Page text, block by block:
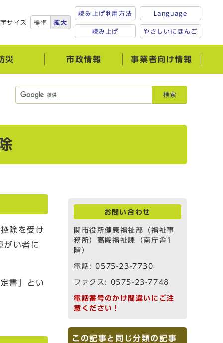
サイズ 標準 拡大
読み上げ利用方法
読み上げ
Language
やさしいにほんご
災 市政情報 事業者向け情報
検索
除を受け
がい者に
書」とい
お問い合わせ
関市役所健康福祉部（福祉事
務所）高齢福祉課（南庁舎1
階）
電話:0575-23-7730
ファクス: 0575-23-7748
電話番号のかけ間違いにご注
意ください！
この記事と同じ分類の記事